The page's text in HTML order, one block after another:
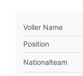
Voller Name
Position
Nationalteam